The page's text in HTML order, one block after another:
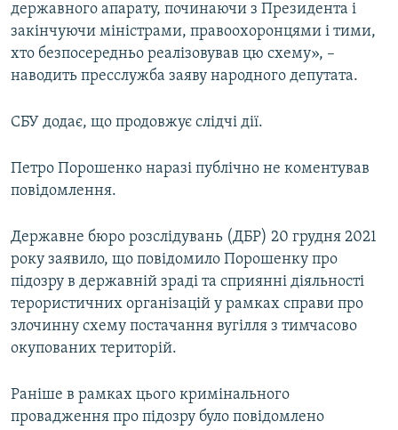
державного апарату, починаючи з Президента і
закінчуючи міністрами, правоохоронцями і тими,
хто безпосередньо реалізовував цю схему», –
наводить пресслужба заяву народного депутата.
СБУ додає, що продовжує слідчі дії.
Петро Порошенко наразі публічно не коментував
повідомлення.
Державне бюро розслідувань (ДБР) 20 грудня 2021
року заявило, що повідомило Порошенку про
підозру в державній зраді та сприянні діяльності
терористичних організацій у рамках справи про
злочинну схему постачання вугілля з тимчасово
окупованих територій.
Раніше в рамках цього кримінального
провадження про підозру було повідомлено